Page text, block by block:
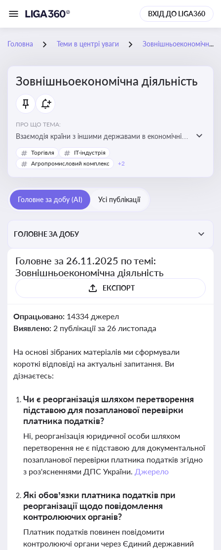
ВХІД ДО LIGA360
Головна Теми в центрі уваги Зовнішньоекономічна діяльність
Зовнішньоекономічна діяльність
ПРО ЩО ТЕМА:
Взаємодія країни з іншими державами в економічній
сфері, включаючи експорт та імпорт товарів і послуг,
міжнародні фінансові операції, інвестиції, торгівлю,
Торгівля
IT-індустрія
Агропромисловий комплекс
+2
Головне за добу (AI) Усі публікації
ГОЛОВНЕ ЗА ДОБУ
Головне за 26.11.2025 по темі:
Зовнішньоекономічна діяльність
ЕКСПОРТ
Опрацьовано: 14334 джерел
Виявлено: 2 публікації за 26 листопада
На основі зібраних матеріалів ми сформували
короткі відповіді на актуальні запитання. Ви
дізнаєтесь:
Чи є реорганізація шляхом перетворення
підставою для позапланової перевірки
платника податків?
Ні, реорганізація юридичної особи шляхом
перетворення не є підставою для документальної
позапланової перевірки платника податків згідно
з роз'ясненнями ДПС України. Джерело
Які обов’язки платника податків при
реорганізації щодо повідомлення
контролюючих органів?
Платник податків повинен повідомити
контролюючі органи через Єдиний державний